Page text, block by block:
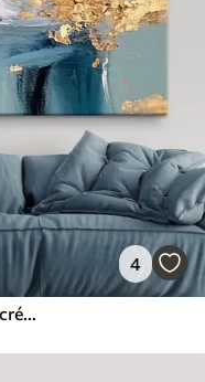
4
Art mural abstrait contemporain et créatif